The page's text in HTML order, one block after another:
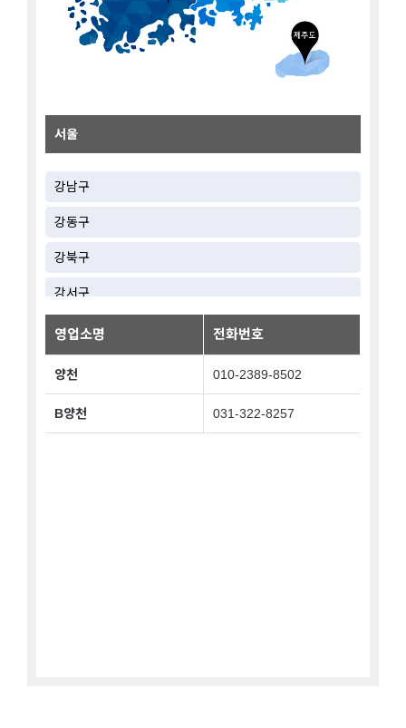
서울
강남구
강동구
강북구
강서구
관악구
구로구
금천구
영업소명 전화번호
양천 010-2389-8502
B양천 031-322-8257